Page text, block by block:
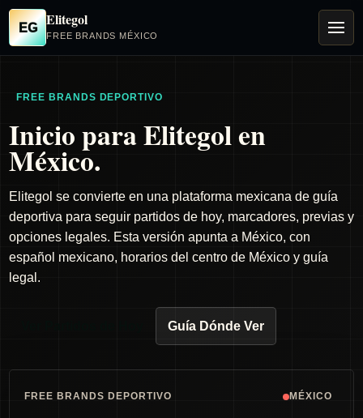
EG Elitegol
FREE BRANDS MÉXICO
FREE BRANDS DEPORTIVO
Inicio para Elitegol en
México.
Elitegol se convierte en una plataforma mexicana de guía
deportiva para seguir partidos de hoy, marcadores, previas y
opciones legales. Esta versión apunta a México, con
español mexicano, horarios del centro de México y guía
legal.
Guía Dónde Ver
FREE BRANDS DEPORTIVO MÉXICO